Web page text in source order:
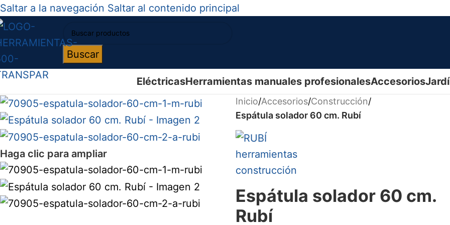
Saltar a la navegación Saltar al contenido principal
Buscar
EléctricasHerramientas manuales profesionalesAccesorios
Haga clic para ampliar
Inicio/Accesorios/Construcción/
Espátula solador 60 cm. Rubí
Espátula solador 60 cm.
Rubí